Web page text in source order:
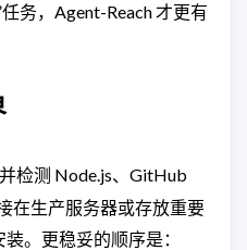
务，Agent-Reach 才更有
检测 Node.js、GitHub
在生产服务器或存放重要
。更稳妥的顺序是：